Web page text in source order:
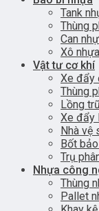
Tank
Thùng
Can
Xô nhựa
Vật tư cơ khí
Xe đẩy
Thùng
Lồng
Xe đẩy
Nhà vệ
Bốt
Trụ
Nhựa công
Thùng
Pallet